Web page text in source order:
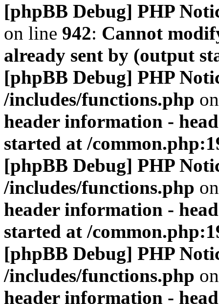
[phpBB Debug] PHP
on line 942: Cannot
already sent by (output
[phpBB Debug] PHP
/includes/functions.php
header information -
started at /
[phpBB Debug] PHP
/includes/functions.php
header information -
started at /
[phpBB Debug] PHP
/includes/functions.php
header information -